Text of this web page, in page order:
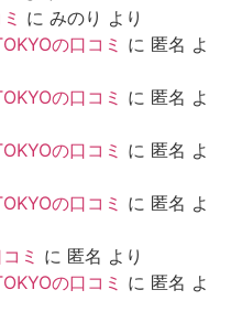
に みのり より
の口コミ に 匿名 よ
の口コミ に 匿名 よ
の口コミ に 匿名 よ
の口コミ に 匿名 よ
ミ に 匿名 より
の口コミ に 匿名 よ